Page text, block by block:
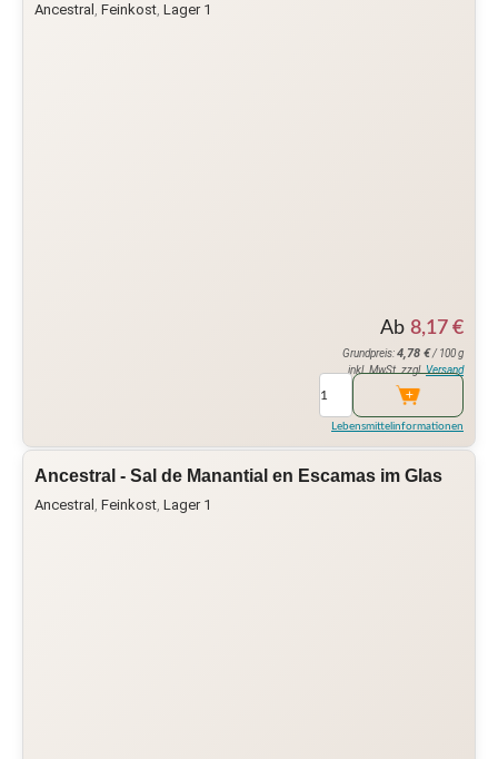
Ancestral , Feinkost, Lager 1
Ab 8,17 €
Grundpreis:4,78 €/ 100 g
inkl. MwSt. zzgl. Versand
Lebensmittelinformationen
Ancestral - Sal de Manantial en Escamas im Glas
Ancestral , Feinkost, Lager 1